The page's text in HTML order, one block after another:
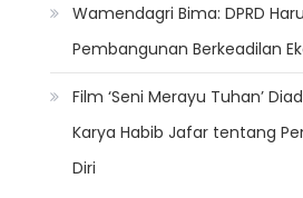
Wamendagri Bima: DPRD
Pembangunan Berkeadilan
Film ‘Seni Merayu Tuhan’
Karya Habib Jafar tentang
Diri